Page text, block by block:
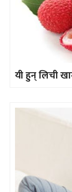
यी हुन् लिची